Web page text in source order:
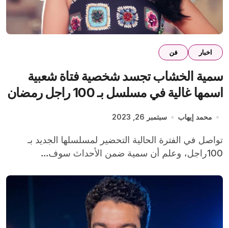
اخبار فن
سمية الخشاب تجسد شخصية فتاة شعبية
اسمها غالية في مسلسل بـ 100 راجل رمضان
محمد إيهاب سبتمبر 26, 2023
تواصل في الفترة الحالية التحضير لمسلسلها الجديد بـ
100راجل، وعلم أن سمية ضمن الأحداث سوف...